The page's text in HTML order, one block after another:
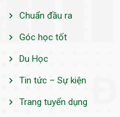
Chuẩn đầu ra
Góc học tốt
Du Học
Tin tức – Sự kiện
Trang tuyển dụng